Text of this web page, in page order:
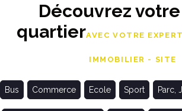
Découvrez
quartierAVEC VOTRE
IMMOBILIER - SITE
Bus Commerce Ecole Sport Parc,